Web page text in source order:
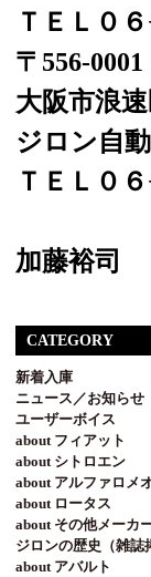
ＴＥＬ０
〒556-0001
大阪市浪
ジロン自
ＴＥＬ０
加藤裕司
CATEGORY
新着入庫
ニュース／お知らせ
ユーザーボイス
about フィアット
about シトロエン
about アルファロメ
about ロータス
about その他メーカ
ジロンの歴史（雑誌
about アバルト